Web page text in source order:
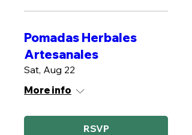
Pomadas Herbales
Artesanales
Sat, Aug 22
More info
RSVP